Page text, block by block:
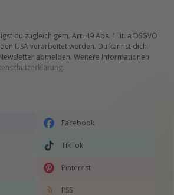
du zugleich gem. Art. 49 Abs. 1 lit. a DSGVO
USA verarbeitet werden. Du kannst dich
abmelden. Weitere Informationen
.
Facebook
TikTok
Pinterest
RSS